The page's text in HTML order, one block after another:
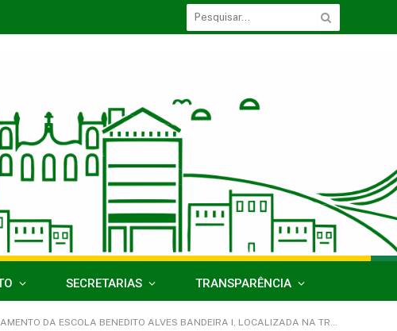
SECRETARIAS TRANSPARÊNCIA
SEGUNDA BENEDITO ALVES BANDEIRA, 22, VILA COLATINA – ZONA RURAL DO MUNICÍPIO DE ACARÁ/PA)